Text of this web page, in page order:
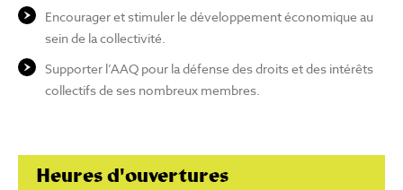
Encourager et stimuler le développement économique au
sein de la collectivité.
Supporter l’AAQ pour la défense des droits et des intérêts
collectifs de ses nombreux membres.
Heures d'ouvertures